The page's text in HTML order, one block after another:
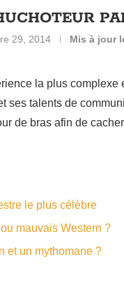
29, 2014 Mis à jour
la plus
ses talents de
de bras afin de
le plus célèbre
mauvais Western ?
et un mythomane ?